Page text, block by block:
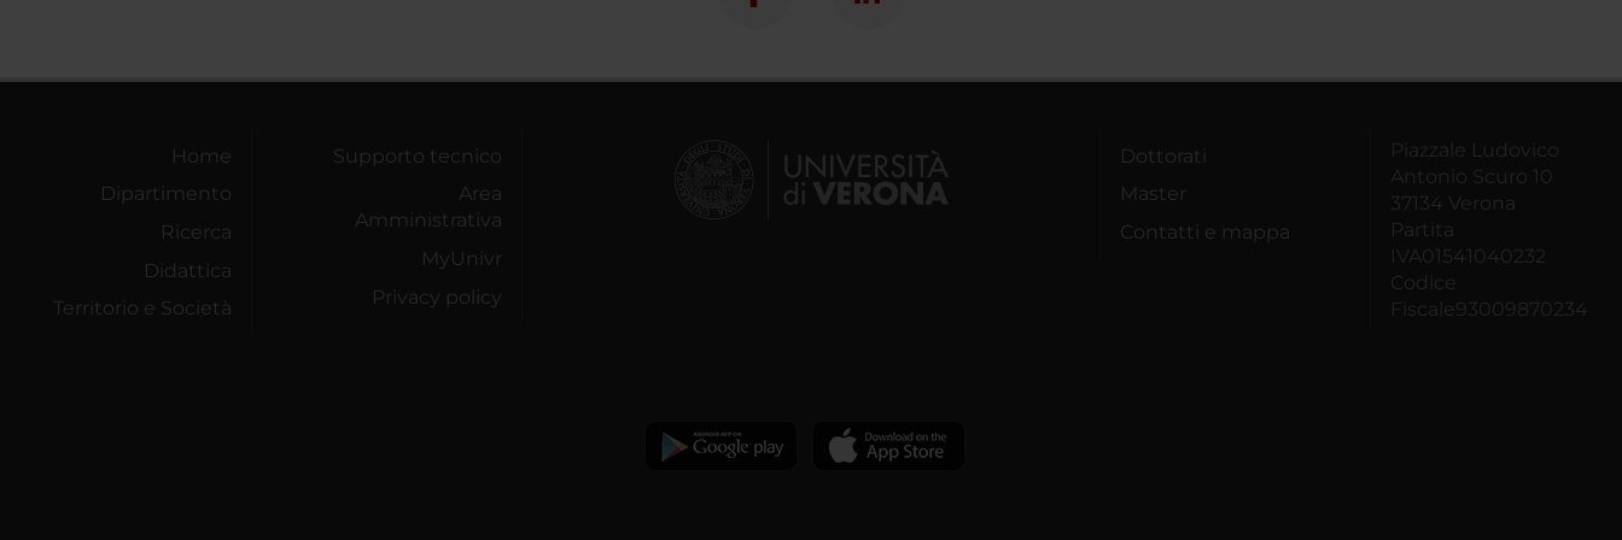
Home
Dipartimento
Ricerca
Didattica
Territorio e Società
Supporto tecnico
Area
Amministrativa
MyUnivr
Privacy policy
Dottorati
Master
Contatti e mappa
Piazzale Ludovico
Antonio Scuro 10
37134 Verona
Partita
IVA01541040232
Codice
Fiscale93009870234